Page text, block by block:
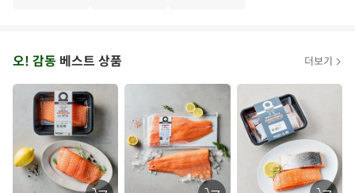
아
시
오! 감동 베스트 상품 더보기